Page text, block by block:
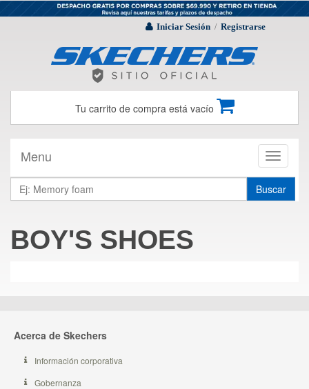
Iniciar Sesión / Registrarse
Tu carrito de compra está vacío
Toggle
Menu
Buscar
BOY'S SHOES
Acerca de Skechers
Información corporativa
Gobernanza